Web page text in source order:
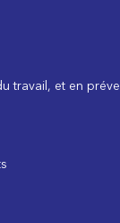
travail, et en